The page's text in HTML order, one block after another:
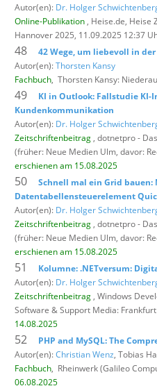
Autor(en): Dr. Holger
Online-Publikation , Heise.de, Heise
Hannover 2025, 11.09.2025 12:37
48
42 Wege, um liebevoll in
Autor(en):Thorsten Kansy
Fachbuch, Thorsten Kansy:
49
KI in Outlook: Fallstudie KI-
Kundenkommunikation
Autor(en): Dr. Holger
Zeitschriftenbeitrag , dotnetpro -
(früher: Neue Medien Ulm, davor:
erschienen am 15.08.2025
50
Schnell mal ein Grid bauen:
Datentabellensteuerelement
Autor(en): Dr. Holger
Zeitschriftenbeitrag , dotnetpro -
(früher: Neue Medien Ulm, davor:
erschienen am 15.08.2025
51
Kolumne: .NETversum:
Autor(en): Dr. Holger
Zeitschriftenbeitrag , Windows
Software & Support Media:
14.08.2025
52
PHP and MySQL: The
Autor(en):Christian Wenz, Tobias
Fachbuch, Rheinwerk (Galileo
06.08.2025